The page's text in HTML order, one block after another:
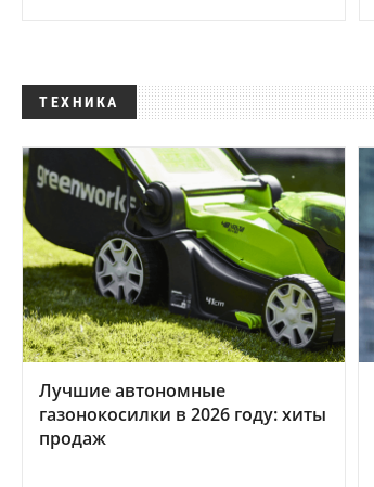
ТЕХНИКА
Лучшие автономные
газонокосилки в 2026 году: хиты
продаж